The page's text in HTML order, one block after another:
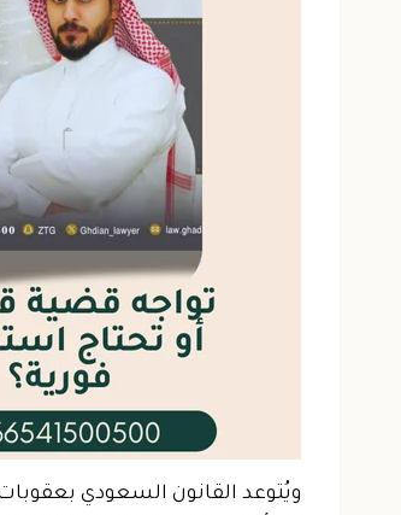
ويُتوعد القانون السعودي